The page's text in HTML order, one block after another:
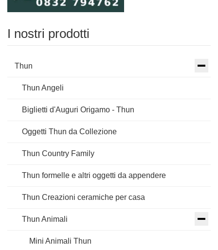
I nostri prodotti
Thun
Thun Angeli
Biglietti d'Auguri Origamo - Thun
Oggetti Thun da Collezione
Thun Country Family
Thun formelle e altri oggetti da appendere
Thun Creazioni ceramiche per casa
Thun Animali
Mini Animali Thun